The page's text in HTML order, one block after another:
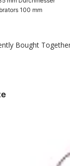
100 mm
Bought